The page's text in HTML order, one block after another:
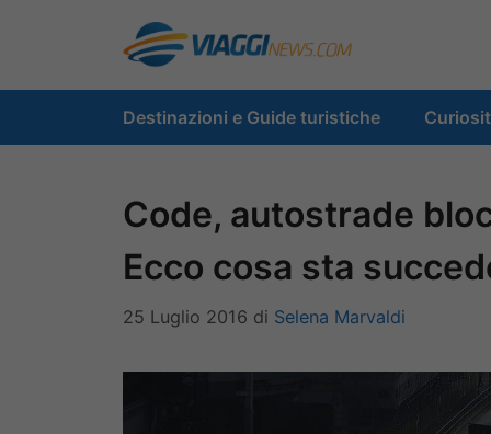
contenuto
Destinazioni e Guide turistiche
Code, autostrade
Ecco cosa sta
25 Luglio 2016 di Selena Marvaldi